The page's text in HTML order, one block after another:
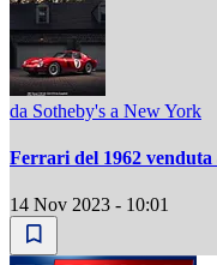
da Sotheby's a New York
Ferrari del 1962
14 Nov 2023 - 10:01